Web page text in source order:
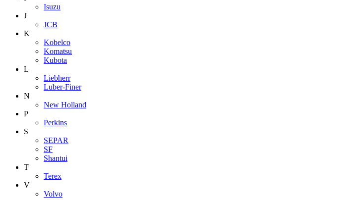
Isuzu
J
JCB
K
Kobelco
Komatsu
Kubota
L
Liebherr
Luber-Finer
N
New Holland
P
Perkins
S
SEPAR
SF
Shantui
T
Terex
V
Volvo